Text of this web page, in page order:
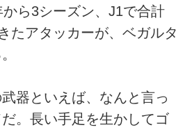
ら3シーズン、J1で合計
たアタッカーが、ベガルタ
器といえば、なんと言っ
。長い手足を生かしてゴ